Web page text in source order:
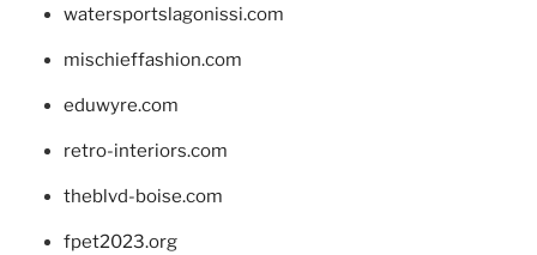
watersportslagonissi.com
mischieffashion.com
eduwyre.com
retro-interiors.com
theblvd-boise.com
fpet2023.org